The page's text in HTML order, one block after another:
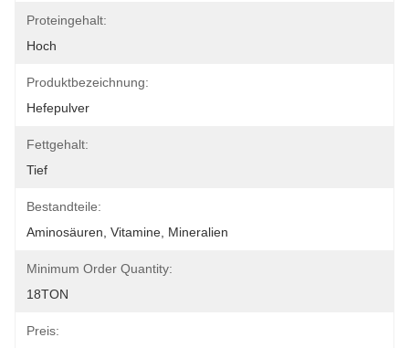
Proteingehalt:
Hoch
Produktbezeichnung:
Hefepulver
Fettgehalt:
Tief
Bestandteile:
Aminosäuren, Vitamine, Mineralien
Minimum Order Quantity:
18TON
Preis: